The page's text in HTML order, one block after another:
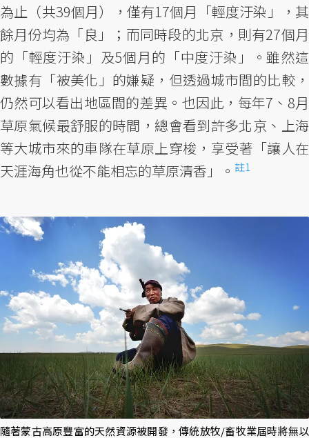
為止（共39個月），僅有17個月「輕度汙染」，其
餘月份均為「良」；而同時段的北京，則有27個月
的「輕度汙染」及5個月的「中度汙染」。雖然這
數據有「被美化」的嫌疑，但透過城市間的比較，
仍然可以看出地區間的差異。也因此，每年7、8月
草原氣候最舒服的時間，總會看到許多北京、上海
等大城市來的車隊在草原上穿梭，享受著「讓人在
天涯海角也從不能相忘的草原清香」。 註1
隨著蒙古高原豐富的天然資源被開發，傳統放牧/畜牧業屆時將無以